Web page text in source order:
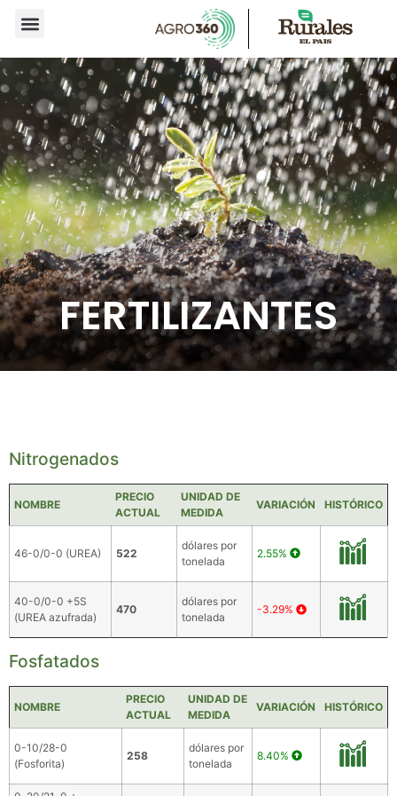
FERTILIZANTES
Nitrogenados
NOMBRE
PRECIO
ACTUAL
UNIDAD DE
MEDIDA
VARIACIÓN HISTÓRICO
46-0/0-0 (UREA) 522
dólares por
tonelada
2.55%
40-0/0-0 +5S
(UREA azufrada)
470
dólares por
tonelada
-3.29%
Fosfatados
NOMBRE
PRECIO
ACTUAL
UNIDAD DE
MEDIDA
VARIACIÓN HISTÓRICO
0-10/28-0
(Fosforita)
258
dólares por
tonelada
8.40%